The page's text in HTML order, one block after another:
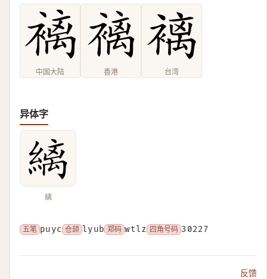
中国大陆 香港 台湾
异体字
縭
五笔 puyc 仓颉 lyub 郑码 wtlz 四角号码 30227
反馈